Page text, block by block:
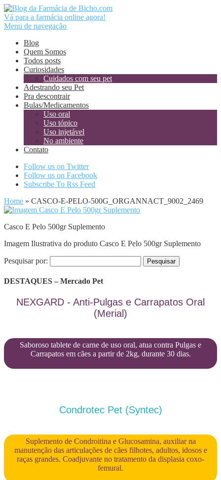
Vá para a farmácia online agora!
Menu de navegação
Blog
Quem Somos
Todos posts
Curiosidades
Cuidados com seu pet
Adestrando seu Pet
Pra descontrair
Bulas/Medicamentos
Uso oral
Uso tópico
Uso injetável
No ambiente
Contato
Follow us on Twitter
Follow us on Facebook
Subscribe To Rss Feed
Home » CASCO-E-PELO-500G_ORGANNACT_9002_2469
Casco E Pelo 500gr Suplemento
Imagem Ilustrativa do produto Casco E Pelo 500gr Suplemento
Pesquisar por:
DESTAQUES – Mercado Pet
NEXGARD - Anti-Pulgas e Carrapatos Oral
(Merial)
Saboroso tablete de carne de uso oral, atua contra Pulgas e
Carrapatos em cães a partir de 2kg, durante 30 dias.
Condrotec Pet (Syntec)
Suplemento de Condroitina e Glucosamina, auxiliar na
manutenção das articulações de cães filhotes, adultos, idosos e
raças grandes. Coadjuvante no tratamento da displasia coxo-
femural.